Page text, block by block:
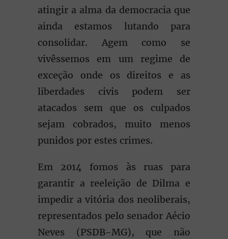
atingir a alma da democracia que
ainda estamos lutando para
consolidar. Agem como se
vivêssemos em um regime de
exceção onde os direitos e as
liberdades civis podem ser
atacados sem que os culpados
sejam cobrados, muito menos
punidos por estes crimes.
Em 2014 fomos às ruas para
garantir a reeleição de Dilma e
impedir a vitória dos neoliberais,
representados pelo senador Aécio
Neves (PSDB-MG), que não